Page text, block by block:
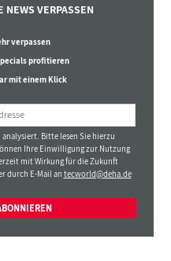
NEWS VERPASSEN
verpassen
profitieren
mit einem Klick
Bitte lesen Sie hierzu
Ihre Einwilligung zur Nutzung
mit Wirkung für die Zukunft
durch E-Mail an tecworld@deha.de